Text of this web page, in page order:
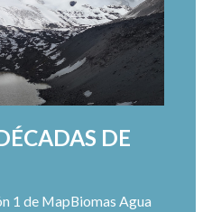
DE
1 de MapBiomas Agua